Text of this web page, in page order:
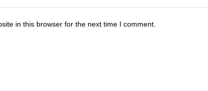
in this browser for the next time I comment.